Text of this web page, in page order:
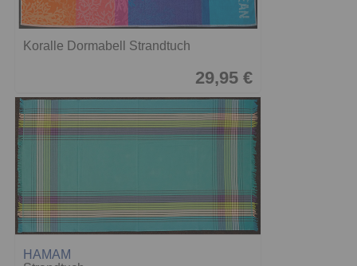
Koralle Dormabell Strandtuch
29,95 €
HAMAM